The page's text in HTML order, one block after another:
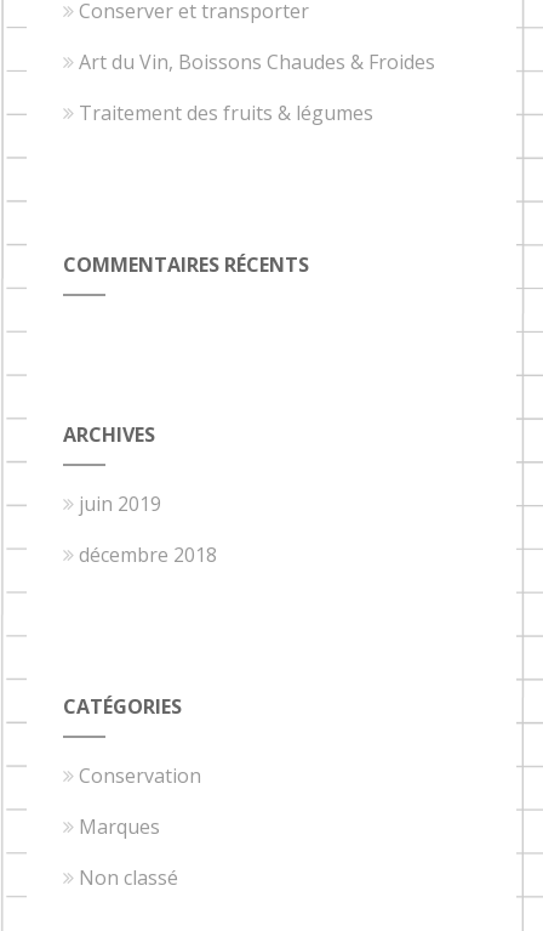
Conserver et transporter
Art du Vin, Boissons Chaudes & Froides
Traitement des fruits & légumes
COMMENTAIRES RÉCENTS
ARCHIVES
juin 2019
décembre 2018
CATÉGORIES
Conservation
Marques
Non classé